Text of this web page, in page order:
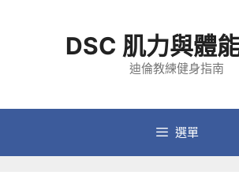
容
DSC 肌力與體
迪倫教練健身指南
選單